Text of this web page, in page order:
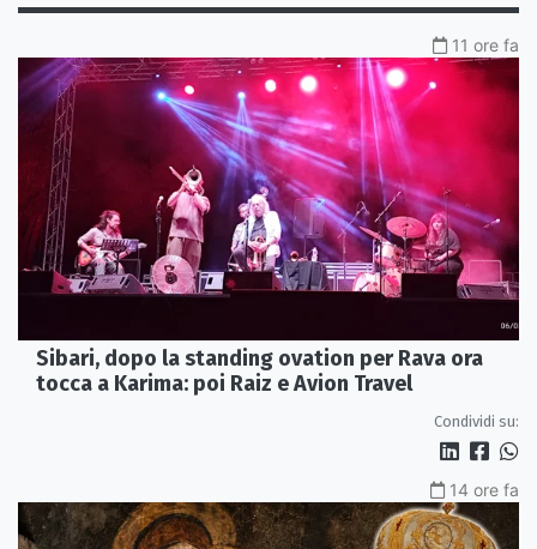
11 ore fa
Sibari, dopo la standing ovation per Rava ora
tocca a Karima: poi Raiz e Avion Travel
Condividi su:
14 ore fa